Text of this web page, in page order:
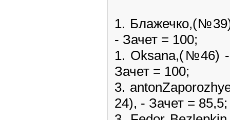
1.
- Зачет = 100;
1. Oksana,(№46)
Зачет = 100;
3.
24), - Зачет = 85,5;